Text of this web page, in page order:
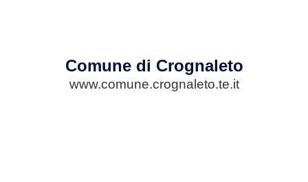
Comune di Crognaleto
www.comune.crognaleto.te.it